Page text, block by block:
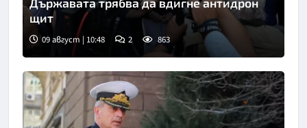
Снимка: БТА
щит
09 август | 10:48 2 863